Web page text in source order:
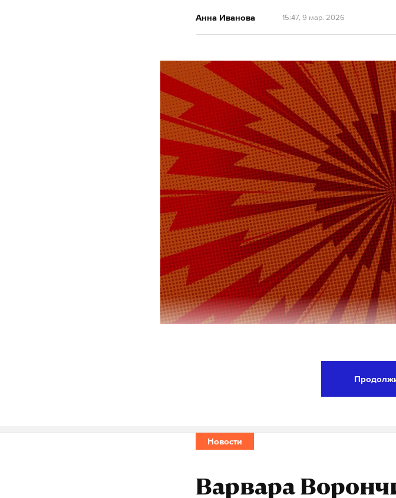
Анна Иванова 15:47, 9 мар. 2026
Видео, первоначально
перезаписи: «Я чуть не закашлялся.
Новости
Варвара